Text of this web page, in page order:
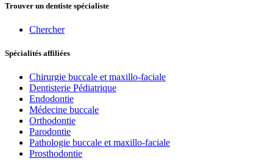
Trouver un dentiste spécialiste
Chercher
Spécialités affiliées
Chirurgie buccale et maxillo-faciale
Dentisterie Pédiatrique
Endodontie
Médecine buccale
Orthodontie
Parodontie
Pathologie buccale et maxillo-faciale
Prosthodontie